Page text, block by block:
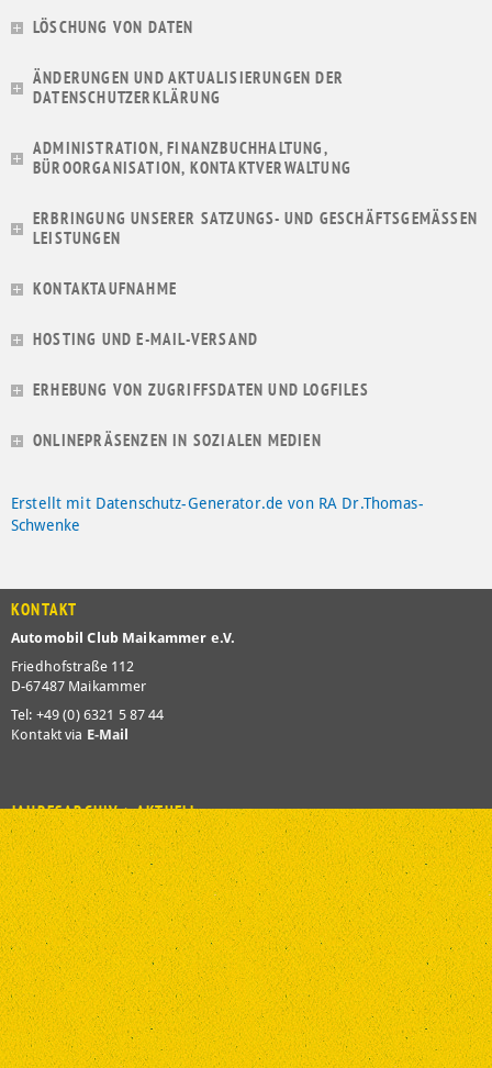
LÖSCHUNG VON DATEN
ÄNDERUNGEN UND AKTUALISIERUNGEN DER
DATENSCHUTZERKLÄRUNG
ADMINISTRATION, FINANZBUCHHALTUNG,
BÜROORGANISATION, KONTAKTVERWALTUNG
ERBRINGUNG UNSERER SATZUNGS- UND GESCHÄFTSGEMÄSSEN L
EISTUNGEN
KONTAKTAUFNAHME
HOSTING UND E-MAIL-VERSAND
ERHEBUNG VON ZUGRIFFSDATEN UND LOGFILES
ONLINEPRÄSENZEN IN SOZIALEN MEDIEN
Erstellt mit Datenschutz-Generator.de von RA Dr.Thomas-
Schwenke
KONTAKT
Automobil Club Maikammer e.V.
Friedhofstraße 112
D-67487 Maikammer
Tel: +49 (0) 6321 5 87 44
Kontakt via E-Mail
JAHRESARCHIV > AKTUELL
2026
2025
2024
2023
2022
2021
2020
2019
2018
2017
2016